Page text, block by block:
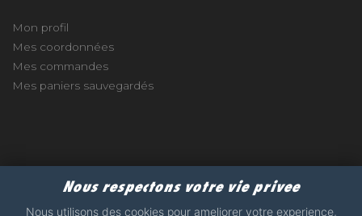
Mon profil
Mes coordonnées
Mes commandes
Mes paniers sauvegardés
Nous respectons votre vie privee
Nous utilisons des cookies pour ameliorer votre experience,